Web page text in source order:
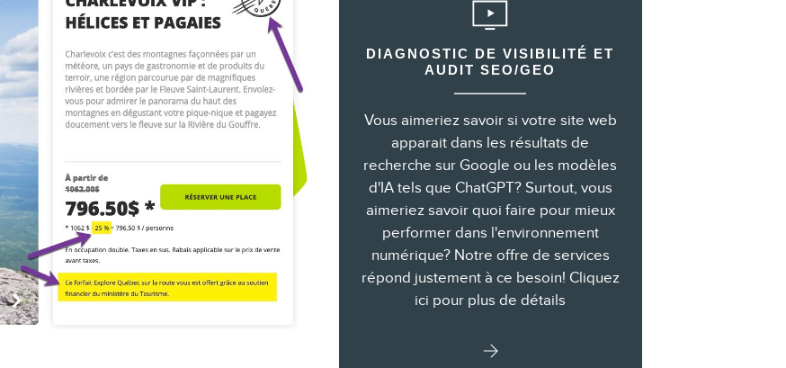
Formations marketing de groupe
Consultations
Audits web (SEO) et IA (GEO)
Ebooks
BOUTIQUE
DIAGNOSTIC DE VISIBILITÉ ET
AUDIT SEO/GEO
Vous aimeriez savoir si votre site web
apparait dans les résultats de
recherche sur Google ou les modèles
d'IA tels que ChatGPT? Surtout, vous
aimeriez savoir quoi faire pour mieux
performer dans l'environnement
numérique? Notre offre de services
répond justement à ce besoin! Cliquez
ici pour plus de détails